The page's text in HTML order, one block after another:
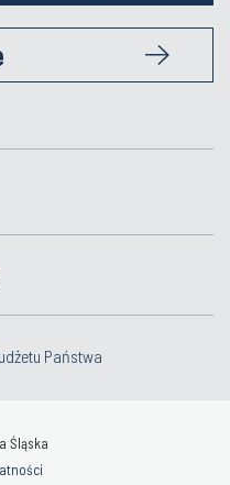
Państwa
Śląska